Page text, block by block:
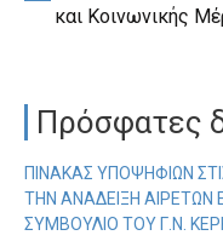
Πρόσφατες
ΠΊΝΑΚΑΣ ΥΠΟΨΗΦΊΩΝ
ΤΗΝ ΑΝΆΔΕΙΞΗ
ΣΥΜΒΟΎΛΙΟ ΤΟΥ Γ.Ν.
και Κοινωνικής